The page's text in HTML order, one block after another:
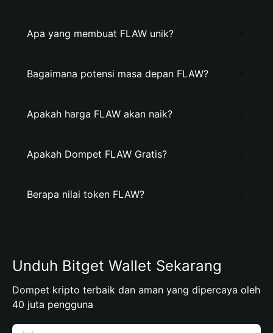
Apa yang membuat FLAW unik?
Bagaimana potensi masa depan FLAW?
Apakah harga FLAW akan naik?
Apakah Dompet FLAW Gratis?
Berapa nilai token FLAW?
Unduh Bitget Wallet Sekarang
Dompet kripto terbaik dan aman yang dipercaya oleh
40 juta pengguna